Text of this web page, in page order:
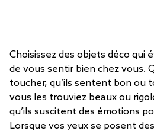
Choisissez des objets déco qui
de vous sentir bien chez vous.
toucher, qu’ils sentent bon ou
vous les trouviez beaux ou
qu’ils suscitent des émotions
Lorsque vos yeux se posent